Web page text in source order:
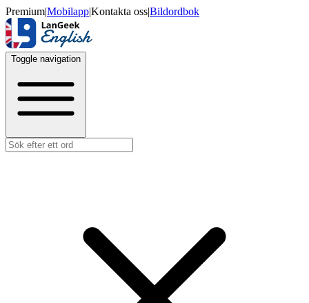
Premium|Mobilapp|Kontakta oss|Bildordbok
Toggle navigation